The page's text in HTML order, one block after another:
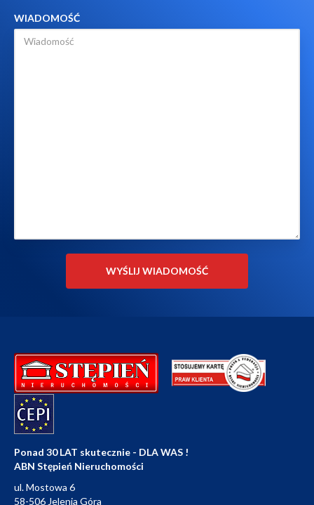
WIADOMOŚĆ
Ponad 30 LAT skutecznie - DLA WAS !
ABN Stępień Nieruchomości
ul. Mostowa 6
58-506 Jelenia Góra